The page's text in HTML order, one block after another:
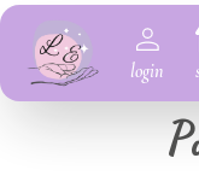
login